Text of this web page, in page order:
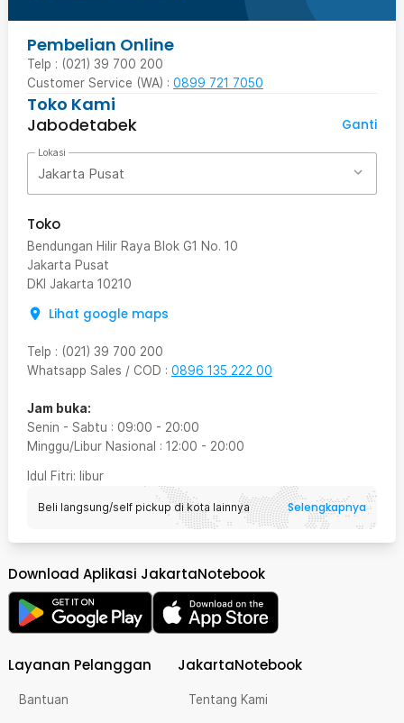
Pembelian Online
Telp : (021) 39 700 200
Customer Service (WA) : 0899 721 7050
Toko Kami
Jabodetabek
Ganti
Lokasi
Jakarta Pusat
Toko
Bendungan Hilir Raya Blok G1 No. 10
Jakarta Pusat
DKI Jakarta 10210
Lihat google maps
Telp : (021) 39 700 200
Whatsapp Sales / COD : 0896 135 222 00
Jam buka:
Senin - Sabtu : 09:00 - 20:00
Minggu/Libur Nasional : 12:00 - 20:00
Idul Fitri: libur
Beli langsung/self pickup di kota lainnya Selengkapnya
Download Aplikasi JakartaNotebook
Layanan Pelanggan
Bantuan
JakartaNotebook
Tentang Kami